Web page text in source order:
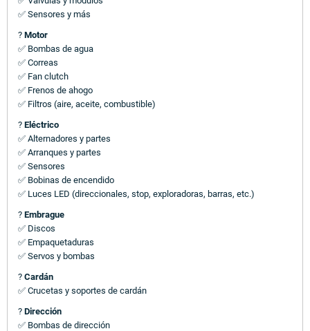
✅ Sensores y más
? Motor
✅ Bombas de agua
✅ Correas
✅ Fan clutch
✅ Frenos de ahogo
✅ Filtros (aire, aceite, combustible)
? Eléctrico
✅ Alternadores y partes
✅ Arranques y partes
✅ Sensores
✅ Bobinas de encendido
✅ Luces LED (direccionales, stop, exploradoras, barras, etc.)
? Embrague
✅ Discos
✅ Empaquetaduras
✅ Servos y bombas
? Cardán
✅ Crucetas y soportes de cardán
? Dirección
✅ Bombas de dirección